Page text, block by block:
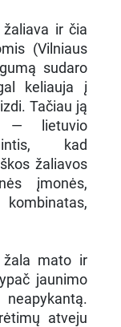
ir čia
(Vilniaus
sudaro
keliauja į
Tačiau ją
— lietuvio
kad
žaliavos
įmonės,
žala mato ir
jaunimo
atveju